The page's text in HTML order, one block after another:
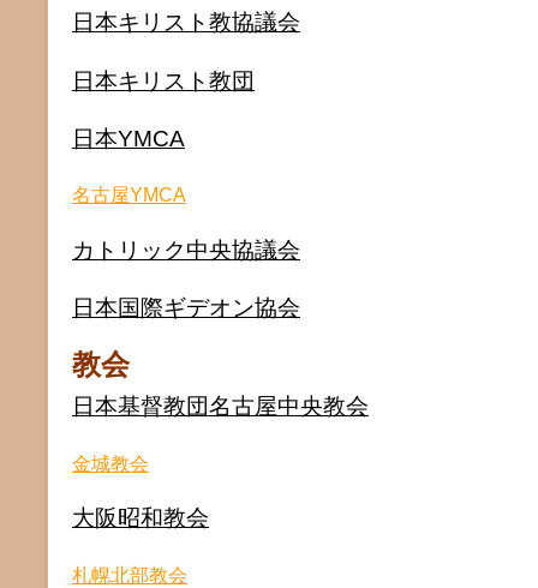
日本キリスト教協議会
日本キリスト教団
日本YMCA
名古屋YMCA
カトリック中央協議会
日本国際ギデオン協会
教会
日本基督教団名古屋中央教会
金城教会
大阪昭和教会
札幌北部教会